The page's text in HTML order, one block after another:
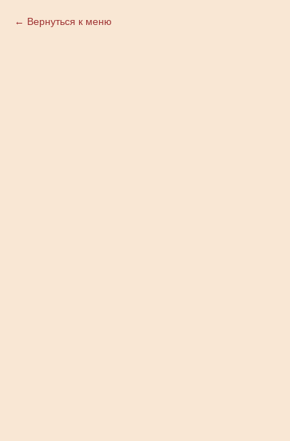
Вернуться к меню